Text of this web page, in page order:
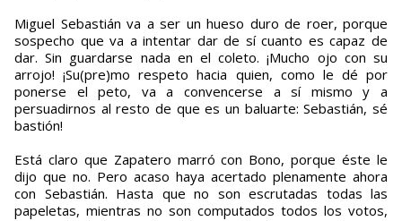
Miguel Sebastián va a ser un hueso duro de roer, porque
sospecho que va a intentar dar de sí cuanto es capaz de
dar. Sin guardarse nada en el coleto. ¡Mucho ojo con su
arrojo! ¡Su(pre)mo respeto hacia quien, como le dé por
ponerse el peto, va a convencerse a sí mismo y a
persuadirnos al resto de que es un baluarte: Sebastián, sé
bastión!
Está claro que Zapatero marró con Bono, porque éste le
dijo que no. Pero acaso haya acertado plenamente ahora
con Sebastián. Hasta que no son escrutadas todas las
papeletas, mientras no son computados todos los votos,